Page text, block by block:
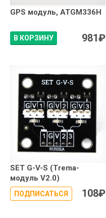
GPS модуль, ATGM336H
В КОРЗИНУ 981₽
SET G-V-S (Trema-
модуль V2.0)
ПОДПИСАТЬСЯ 108₽